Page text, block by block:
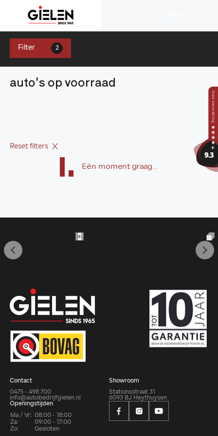
auto's op voorraad
Filter 2
Reset filters
Eén moment graag...
Contact
0475 - 498 700
info@autobedrijfgielen.nl
Showroom
Stationsstraat 31
6093 BJ Heythuysen
Openingstijden
Ma / Vr:
08:00 - 18:00
Za:
09:00 - 17:00
Zo:
Gesloten